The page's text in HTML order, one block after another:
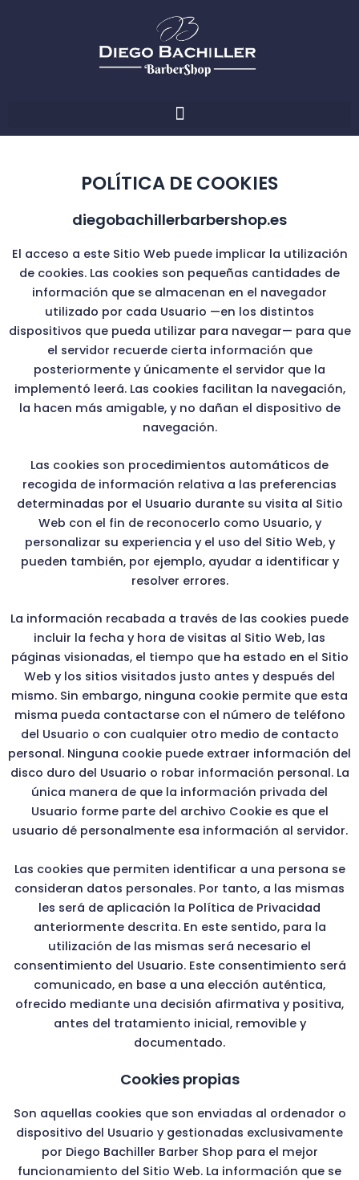
POLÍTICA DE COOKIES
diegobachillerbarbershop.es
El acceso a este Sitio Web puede implicar la utilización
de cookies. Las cookies son pequeñas cantidades de
información que se almacenan en el navegador
utilizado por cada Usuario —en los distintos
dispositivos que pueda utilizar para navegar— para que
el servidor recuerde cierta información que
posteriormente y únicamente el servidor que la
implementó leerá. Las cookies facilitan la navegación,
la hacen más amigable, y no dañan el dispositivo de
navegación.
Las cookies son procedimientos automáticos de
recogida de información relativa a las preferencias
determinadas por el Usuario durante su visita al Sitio
Web con el fin de reconocerlo como Usuario, y
personalizar su experiencia y el uso del Sitio Web, y
pueden también, por ejemplo, ayudar a identificar y
resolver errores.
La información recabada a través de las cookies puede
incluir la fecha y hora de visitas al Sitio Web, las
páginas visionadas, el tiempo que ha estado en el Sitio
Web y los sitios visitados justo antes y después del
mismo. Sin embargo, ninguna cookie permite que esta
misma pueda contactarse con el número de teléfono
del Usuario o con cualquier otro medio de contacto
personal. Ninguna cookie puede extraer información del
disco duro del Usuario o robar información personal. La
única manera de que la información privada del
Usuario forme parte del archivo Cookie es que el
usuario dé personalmente esa información al servidor.
Las cookies que permiten identificar a una persona se
consideran datos personales. Por tanto, a las mismas
les será de aplicación la Política de Privacidad
anteriormente descrita. En este sentido, para la
utilización de las mismas será necesario el
consentimiento del Usuario. Este consentimiento será
comunicado, en base a una elección auténtica,
ofrecido mediante una decisión afirmativa y positiva,
antes del tratamiento inicial, removible y
documentado.
Cookies propias
Son aquellas cookies que son enviadas al ordenador o
dispositivo del Usuario y gestionadas exclusivamente
por Diego Bachiller Barber Shop para el mejor
funcionamiento del Sitio Web. La información que se